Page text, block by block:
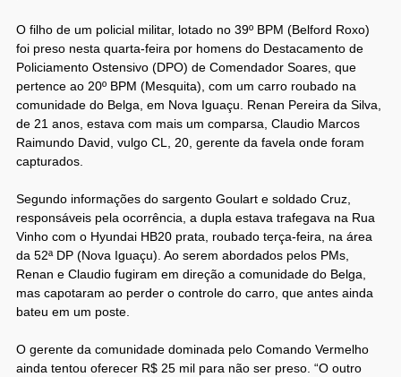
O filho de um policial militar, lotado no 39º BPM (Belford Roxo)
foi preso nesta quarta-feira por homens do Destacamento de
Policiamento Ostensivo (DPO) de Comendador Soares, que
pertence ao 20º BPM (Mesquita), com um carro roubado na
comunidade do Belga, em Nova Iguaçu. Renan Pereira da Silva,
de 21 anos, estava com mais um comparsa, Claudio Marcos
Raimundo David, vulgo CL, 20, gerente da favela onde foram
capturados.
Segundo informações do sargento Goulart e soldado Cruz,
responsáveis pela ocorrência, a dupla estava trafegava na Rua
Vinho com o Hyundai HB20 prata, roubado terça-feira, na área
da 52ª DP (Nova Iguaçu). Ao serem abordados pelos PMs,
Renan e Claudio fugiram em direção a comunidade do Belga,
mas capotaram ao perder o controle do carro, que antes ainda
bateu em um poste.
O gerente da comunidade dominada pelo Comando Vermelho
ainda tentou oferecer R$ 25 mil para não ser preso. “O outro